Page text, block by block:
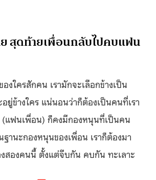
สุดท้ายเพื่อนกลับไปคบแฟน
งใครสักคน เรามักจะเลือกข้างเป็น
ยู่ข้างใคร แน่นอนว่าก็ต้องเป็นคนที่เรา
(แฟนเพื่อน) ก็คงมีกองหนุนที่เป็นคน
านะกองหนุนของเพื่อน เราก็ต้องมา
งสองคนนี้ ตั้งแต่จีบกัน คบกัน ทะเลาะ